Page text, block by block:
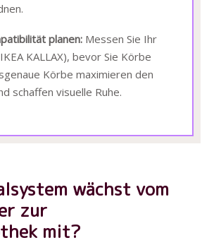
planen: Messen Sie Ihr
KALLAX), bevor Sie Körbe
Körbe maximieren den
schaffen visuelle Ruhe.
wächst vom
zur
mit?